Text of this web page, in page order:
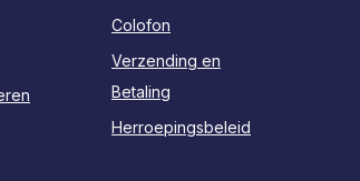
Colofon
Verzending en
Betaling
Herroepingsbeleid